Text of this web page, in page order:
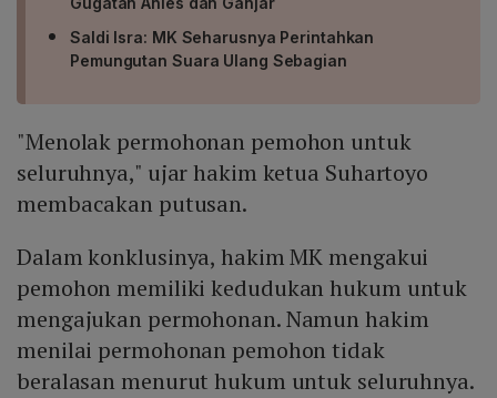
Saldi Isra: MK Seharusnya Perintahkan
Pemungutan Suara Ulang Sebagian
"Menolak permohonan pemohon untuk
seluruhnya," ujar hakim ketua Suhartoyo
membacakan putusan.
Dalam konklusinya, hakim MK mengakui
pemohon memiliki kedudukan hukum untuk
mengajukan permohonan. Namun hakim
menilai permohonan pemohon tidak
beralasan menurut hukum untuk seluruhnya.